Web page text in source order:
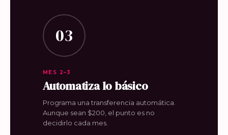
03
MES 2–3
Automatiza lo básico
Programa una transferencia automática.
Aunque sean $200, el punto es no
decidirlo cada mes.